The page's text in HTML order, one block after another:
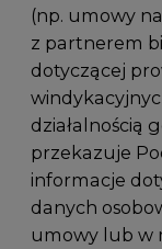
(np. umowy
z partnerem
dotyczącej
działalnością
przekazuje
informacje
danych
umowy lub w